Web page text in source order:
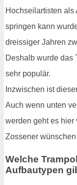
Hochseilartisten als
springen kann
dreissiger Jahren
Deshalb wurde das
sehr populär.
Inzwischen ist
Auch wenn unten
werden geht es hier
Zossener
Welche
Aufbautypen